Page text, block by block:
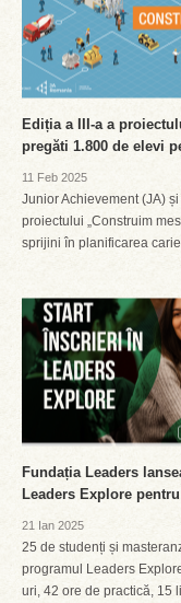
Ediția a III-a a
pregăti 1.800 de elevi
11 Feb 2025
Junior Achievement (JA)
proiectului „Construim
sprijini în planificarea
Fundația Leaders
Leaders Explore
21 Ian 2025
25 de studenți și
programul Leaders
uri, 42 ore de practică, 15